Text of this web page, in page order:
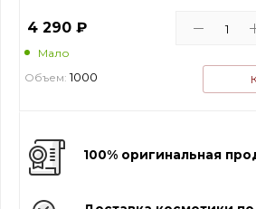
4 290 ₽
Мало
Объем: 1000
100% оригинальная